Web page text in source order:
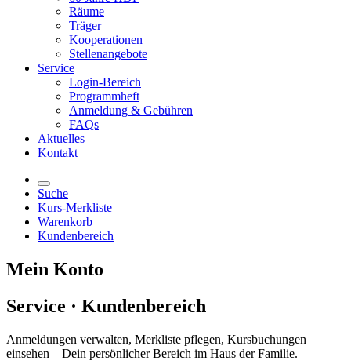
Räume
Träger
Kooperationen
Stellenangebote
Service
Login-Bereich
Programmheft
Anmeldung & Gebühren
FAQs
Aktuelles
Kontakt
Suche
Kurs-Merkliste
Warenkorb
Kundenbereich
Mein Konto
Service · Kundenbereich
Anmeldungen verwalten, Merkliste pflegen, Kursbuchungen
einsehen – Dein persönlicher Bereich im Haus der Familie.